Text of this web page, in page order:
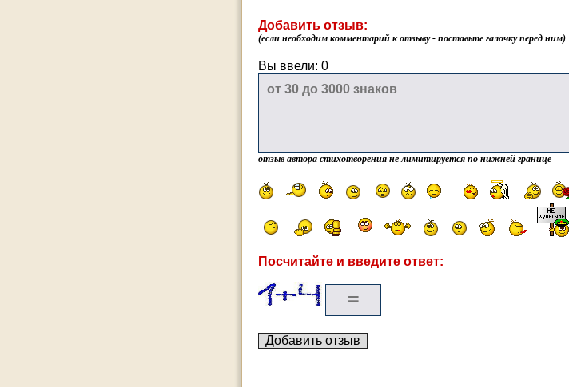
Добавить отзыв:
(если необходим комментарий к отзыву - поставьте галочку перед ним)
Вы ввели: 0
отзыв автора стихотворения не лимитируется по нижней границе
Посчитайте и введите ответ: